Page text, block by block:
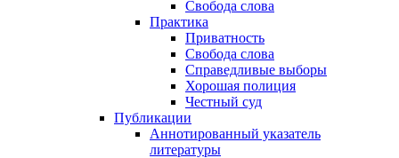
Свобода слова
Практика
Приватность
Свобода слова
Справедливые выборы
Хорошая полиция
Честный суд
Публикации
Аннотированный указатель
литературы